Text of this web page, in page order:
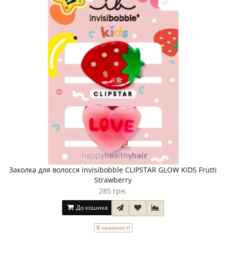
Заколка для волосся invisibobble CLIPSTAR GLOW KIDS Frutti
Strawberry
285 грн.
До кошика
В наявності